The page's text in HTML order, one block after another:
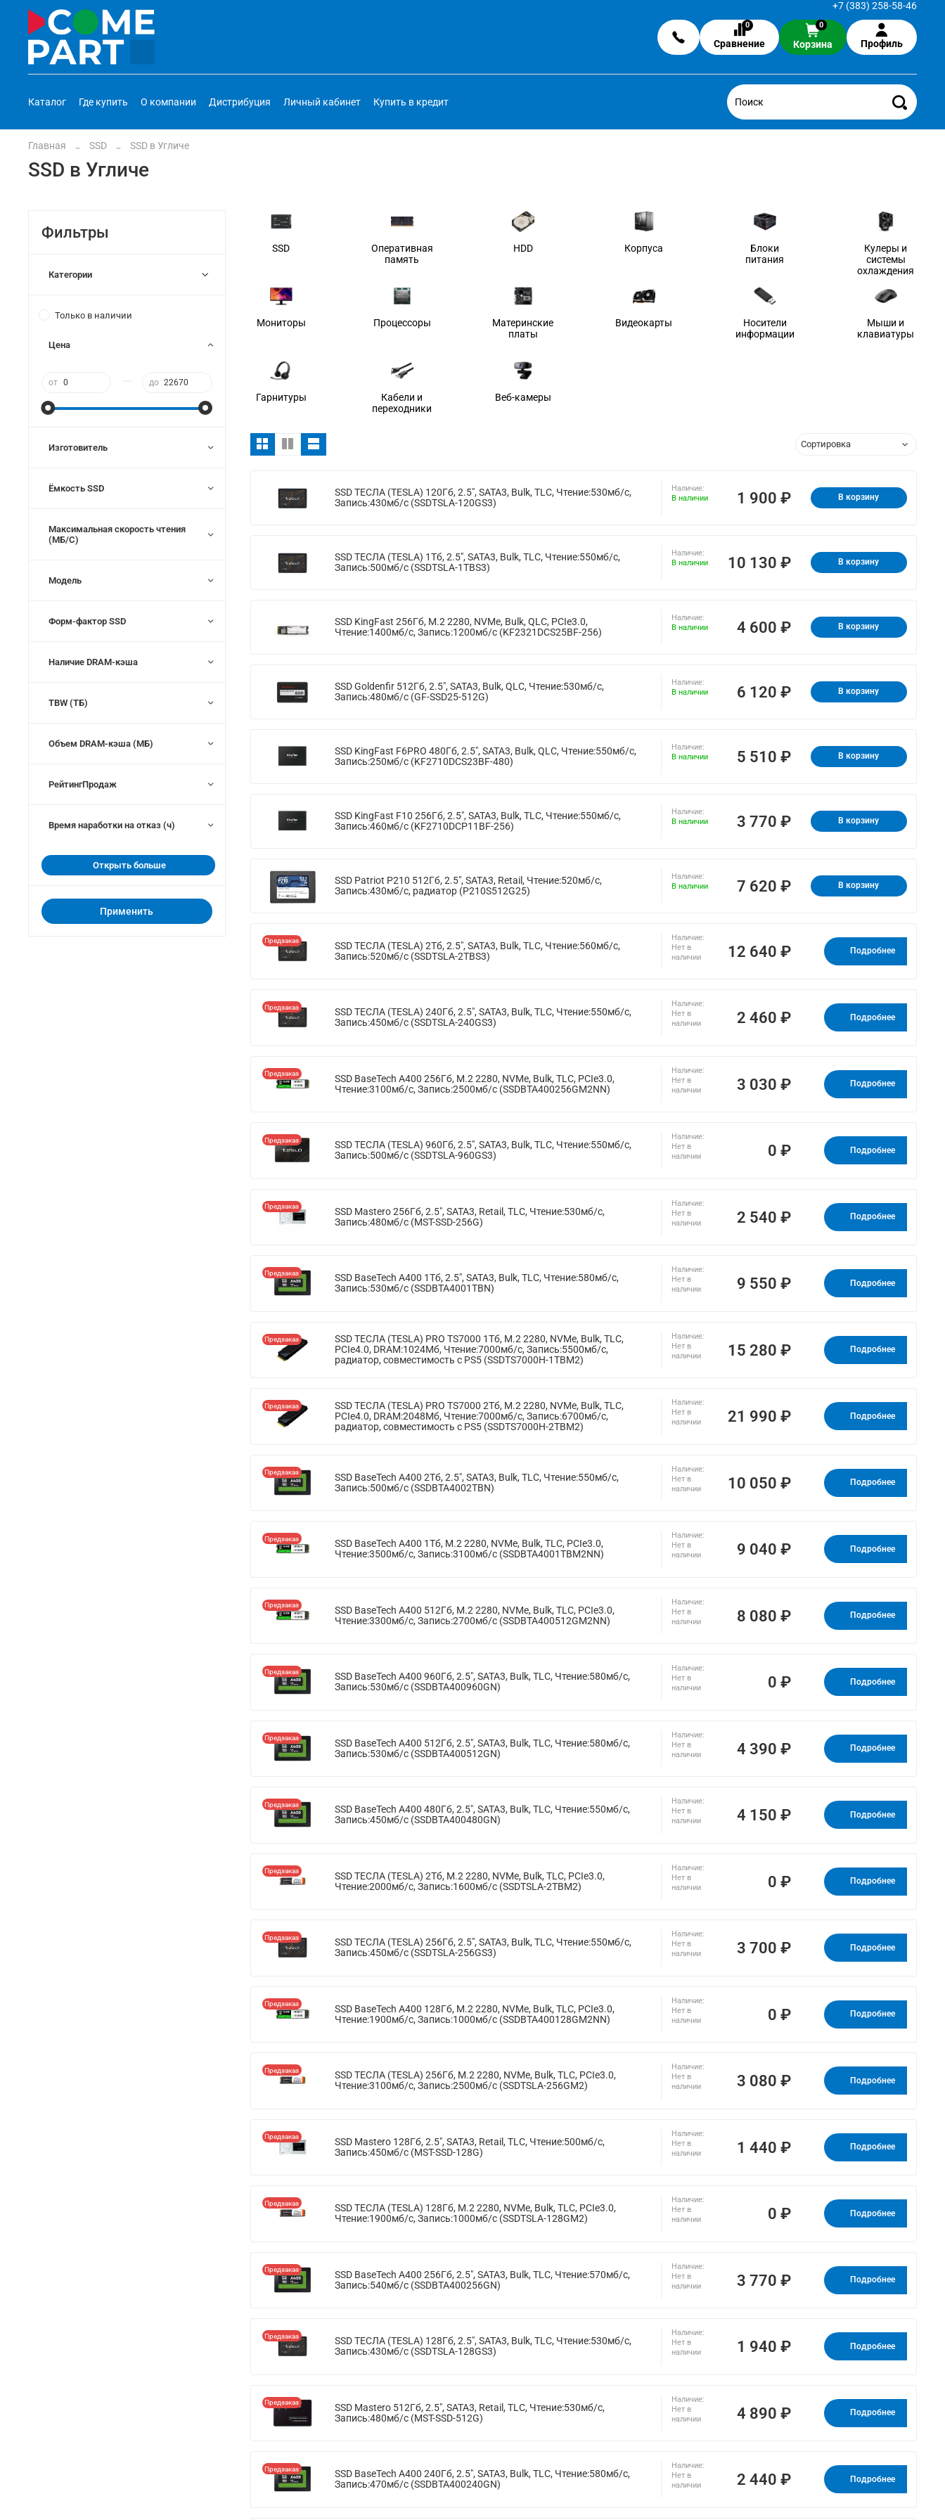
+7 (383) 258-58-46
0
Сравнение
0
Корзина Профиль
Каталог Где купить О компании Дистрибуция Личный кабинет Купить в кредит
Главная SSD SSD в Угличе
SSD в Угличе
SSD
Оперативная
память
HDD Корпуса
Блоки
питания
Кулеры и
системы
охлаждения
Мониторы Процессоры
Материнские
платы
Видеокарты
Носители
информации
Мыши и
клавиатуры
Гарнитуры
Кабели и
переходники
Веб-камеры
SSD ТЕСЛА (TESLA) 120Гб, 2.5", SATA3, Bulk, TLC, Чтение:530мб/с,
Запись:430мб/с (SSDTSLA-120GS3)
Наличие:
В наличии
1 900 ₽ В корзину
SSD ТЕСЛА (TESLA) 1Тб, 2.5", SATA3, Bulk, TLC, Чтение:550мб/с,
Запись:500мб/с (SSDTSLA-1TBS3)
Наличие:
В наличии
10 130 ₽ В корзину
SSD KingFast 256Гб, M.2 2280, NVMe, Bulk, QLC, PCIe3.0,
Чтение:1400мб/с, Запись:1200мб/с (KF2321DCS25BF-256)
Наличие:
В наличии
4 600 ₽ В корзину
SSD Goldenfir 512Гб, 2.5", SATA3, Bulk, QLC, Чтение:530мб/с,
Запись:480мб/с (GF-SSD25-512G)
Наличие:
В наличии
6 120 ₽ В корзину
SSD KingFast F6PRO 480Гб, 2.5", SATA3, Bulk, QLC, Чтение:550мб/с,
Запись:250мб/с (KF2710DCS23BF-480)
Наличие:
В наличии
5 510 ₽ В корзину
SSD KingFast F10 256Гб, 2.5", SATA3, Bulk, TLC, Чтение:550мб/с,
Запись:460мб/с (KF2710DCP11BF-256)
Наличие:
В наличии
3 770 ₽ В корзину
SSD Patriot P210 512Гб, 2.5", SATA3, Retail, Чтение:520мб/с,
Запись:430мб/с, радиатор (P210S512G25)
Наличие:
В наличии
7 620 ₽ В корзину
Предзаказ
SSD ТЕСЛА (TESLA) 2Тб, 2.5", SATA3, Bulk, TLC, Чтение:560мб/с,
Запись:520мб/с (SSDTSLA-2TBS3)
Наличие:
Нет в
наличии
12 640 ₽ Подробнее
Предзаказ
SSD ТЕСЛА (TESLA) 240Гб, 2.5", SATA3, Bulk, TLC, Чтение:550мб/с,
Запись:450мб/с (SSDTSLA-240GS3)
Наличие:
Нет в
наличии
2 460 ₽ Подробнее
Предзаказ
SSD BaseTech A400 256Гб, M.2 2280, NVMe, Bulk, TLC, PCIe3.0,
Чтение:3100мб/с, Запись:2500мб/с (SSDBTA400256GM2NN)
Наличие:
Нет в
наличии
3 030 ₽ Подробнее
Предзаказ
SSD ТЕСЛА (TESLA) 960Гб, 2.5", SATA3, Bulk, TLC, Чтение:550мб/с,
Запись:500мб/с (SSDTSLA-960GS3)
Наличие:
Нет в
наличии
0 ₽ Подробнее
Предзаказ
SSD Mastero 256Гб, 2.5", SATA3, Retail, TLC, Чтение:530мб/с,
Запись:480мб/с (MST-SSD-256G)
Наличие:
Нет в
наличии
2 540 ₽ Подробнее
Предзаказ
SSD BaseTech A400 1Тб, 2.5", SATA3, Bulk, TLC, Чтение:580мб/с,
Запись:530мб/с (SSDBTA4001TBN)
Наличие:
Нет в
наличии
9 550 ₽ Подробнее
Предзаказ
SSD ТЕСЛА (TESLA) PRO TS7000 1Тб, M.2 2280, NVMe, Bulk, TLC,
PCIe4.0, DRAM:1024Мб, Чтение:7000мб/с, Запись:5500мб/с,
радиатор, совместимость с PS5 (SSDTS7000H-1TBM2)
Наличие:
Нет в
наличии
15 280 ₽ Подробнее
Предзаказ
SSD ТЕСЛА (TESLA) PRO TS7000 2Тб, M.2 2280, NVMe, Bulk, TLC,
PCIe4.0, DRAM:2048Мб, Чтение:7000мб/с, Запись:6700мб/с,
радиатор, совместимость с PS5 (SSDTS7000H-2TBM2)
Наличие:
Нет в
наличии
21 990 ₽ Подробнее
Предзаказ
SSD BaseTech A400 2Тб, 2.5", SATA3, Bulk, TLC, Чтение:550мб/с,
Запись:500мб/с (SSDBTA4002TBN)
Наличие:
Нет в
наличии
10 050 ₽ Подробнее
Предзаказ
SSD BaseTech A400 1Тб, M.2 2280, NVMe, Bulk, TLC, PCIe3.0,
Чтение:3500мб/с, Запись:3100мб/с (SSDBTA4001TBM2NN)
Наличие:
Нет в
наличии
9 040 ₽ Подробнее
Предзаказ
SSD BaseTech A400 512Гб, M.2 2280, NVMe, Bulk, TLC, PCIe3.0,
Чтение:3300мб/с, Запись:2700мб/с (SSDBTA400512GM2NN)
Наличие:
Нет в
наличии
8 080 ₽ Подробнее
Предзаказ
SSD BaseTech A400 960Гб, 2.5", SATA3, Bulk, TLC, Чтение:580мб/с,
Запись:530мб/с (SSDBTA400960GN)
Наличие:
Нет в
наличии
0 ₽ Подробнее
Предзаказ
SSD BaseTech A400 512Гб, 2.5", SATA3, Bulk, TLC, Чтение:580мб/с,
Запись:530мб/с (SSDBTA400512GN)
Наличие:
Нет в
наличии
4 390 ₽ Подробнее
Предзаказ
SSD BaseTech A400 480Гб, 2.5", SATA3, Bulk, TLC, Чтение:550мб/с,
Запись:450мб/с (SSDBTA400480GN)
Наличие:
Нет в
наличии
4 150 ₽ Подробнее
Предзаказ
SSD ТЕСЛА (TESLA) 2Тб, M.2 2280, NVMe, Bulk, TLC, PCIe3.0,
Чтение:2000мб/с, Запись:1600мб/с (SSDTSLA-2TBM2)
Наличие:
Нет в
наличии
0 ₽ Подробнее
Предзаказ
SSD ТЕСЛА (TESLA) 256Гб, 2.5", SATA3, Bulk, TLC, Чтение:550мб/с,
Запись:450мб/с (SSDTSLA-256GS3)
Наличие:
Нет в
наличии
3 700 ₽ Подробнее
Предзаказ
SSD BaseTech A400 128Гб, M.2 2280, NVMe, Bulk, TLC, PCIe3.0,
Чтение:1900мб/с, Запись:1000мб/с (SSDBTA400128GM2NN)
Наличие:
Нет в
наличии
0 ₽ Подробнее
Предзаказ
SSD ТЕСЛА (TESLA) 256Гб, M.2 2280, NVMe, Bulk, TLC, PCIe3.0,
Чтение:3100мб/с, Запись:2500мб/с (SSDTSLA-256GM2)
Наличие:
Нет в
наличии
3 080 ₽ Подробнее
Предзаказ
SSD Mastero 128Гб, 2.5", SATA3, Retail, TLC, Чтение:500мб/с,
Запись:450мб/с (MST-SSD-128G)
Наличие:
Нет в
наличии
1 440 ₽ Подробнее
Предзаказ
SSD ТЕСЛА (TESLA) 128Гб, M.2 2280, NVMe, Bulk, TLC, PCIe3.0,
Чтение:1900мб/с, Запись:1000мб/с (SSDTSLA-128GM2)
Наличие:
Нет в
наличии
0 ₽ Подробнее
Предзаказ
SSD BaseTech A400 256Гб, 2.5", SATA3, Bulk, TLC, Чтение:570мб/с,
Запись:540мб/с (SSDBTA400256GN)
Наличие:
Нет в
наличии
3 770 ₽ Подробнее
Предзаказ
SSD ТЕСЛА (TESLA) 128Гб, 2.5", SATA3, Bulk, TLC, Чтение:530мб/с,
Запись:430мб/с (SSDTSLA-128GS3)
Наличие:
Нет в
наличии
1 940 ₽ Подробнее
Предзаказ
SSD Mastero 512Гб, 2.5", SATA3, Retail, TLC, Чтение:530мб/с,
Запись:480мб/с (MST-SSD-512G)
Наличие:
Нет в
наличии
4 890 ₽ Подробнее
Предзаказ
SSD BaseTech A400 240Гб, 2.5", SATA3, Bulk, TLC, Чтение:580мб/с,
Запись:470мб/с (SSDBTA400240GN)
Наличие:
Нет в
наличии
2 440 ₽ Подробнее
Фильтры
Категории
Только в наличии
Открыть больше
Цена
от до
Изготовитель
Ёмкость SSD
Максимальная скорость чтения
(МБ/С)
Модель
Форм-фактор SSD
Наличие DRAM-кэша
TBW (ТБ)
Объем DRAM-кэша (МБ)
РейтингПродаж
Время наработки на отказ (ч)
Применить